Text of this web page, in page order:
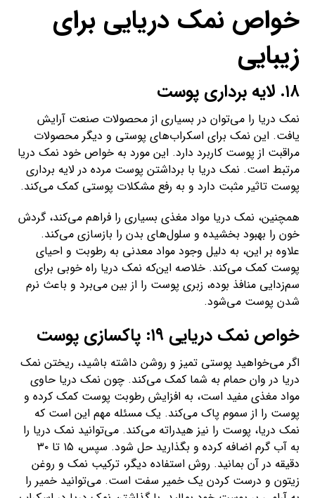
خواص نمک دریایی برای
زیبایی
۱۸. لایه برداری پوست
نمک دریا را می‌توان در بسیاری از محصولات صنعت آرایش
یافت. این نمک برای اسکراب‌های پوستی و دیگر محصولات
مراقبت از پوست کاربرد دارد. این مورد به خواص خود نمک دریا
مرتبط است. نمک دریا با برداشتن پوست مرده در لایه برداری
پوست تاثیر مثبت دارد و به رفع مشکلات پوستی کمک می‌کند.
همچنین، نمک دریا مواد مغذی بسیاری را فراهم می‌کند، گردش
خون را بهبود بخشیده و سلول‌های بدن را بازسازی می‌کند.
علاوه بر این، به دلیل وجود مواد معدنی به رطوبت و احیای
پوست کمک می‌کند. خلاصه این‌که نمک دریا راه خوبی برای
سم‌زدایی منافذ بوده، زبری پوست را از بین می‌برد و باعث نرم
شدن پوست می‌شود.
خواص نمک دریایی ۱۹: پاکسازی پوست
اگر می‌خواهید پوستی تمیز و روشن داشته باشید، ریختن نمک
دریا در وان حمام به شما کمک می‌کند. چون نمک دریا حاوی
مواد مغذی مفید است، به افزایش رطوبت پوست کمک کرده و
پوست را از سموم پاک می‌کند. یک مسئله مهم این است که
نمک دریا، پوست را نیز هیدراته می‌کند. می‌توانید نمک دریا را
به آب گرم اضافه کرده و بگذارید حل شود. سپس، ۱۵ تا ۳۰
دقیقه در آن بمانید. روش استفاده دیگر، ترکیب نمک و روغن
زیتون و درست کردن یک خمیر سفت است. می‌توانید خمیر را